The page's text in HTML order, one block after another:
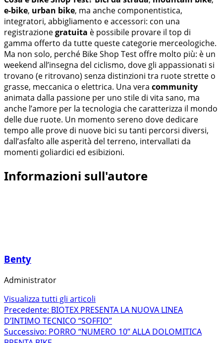
e-bike, urban bike, ma anche componentistica,
integratori, abbigliamento e accessori: con una
registrazionegratuita è possibile provare il top di
gamma offerto da tutte queste categorie merceologiche.
Ma non solo, perché Bike Shop Test offre molto più: è un
weekend all’insegna del ciclismo, dove gli appassionati si
trovano (e ritrovano) senza distinzioni tra ruote strette o
grasse, meccanica o elettrica. Una vera community
animata dalla passione per uno stile di vita sano, ma
anche l’amore per la tecnologia che caratterizza il mondo
delle due ruote. Un momento sereno dove dedicare
tempo alle prove di nuove bici su tanti percorsi diversi,
dall’asfalto alle asperità del terreno, intervallati da
momenti goliardici ed esibizioni.
Informazioni sull'autore
Benty
Administrator
Visualizza tutti gli articoli
Navigazione
articolo
Precedente: BIOTEX PRESENTA LA NUOVA LINEA
D’INTIMO TECNICO “SOFFIO”
Successivo: PORRO “NUMERO 10” ALLA DOLOMITICA